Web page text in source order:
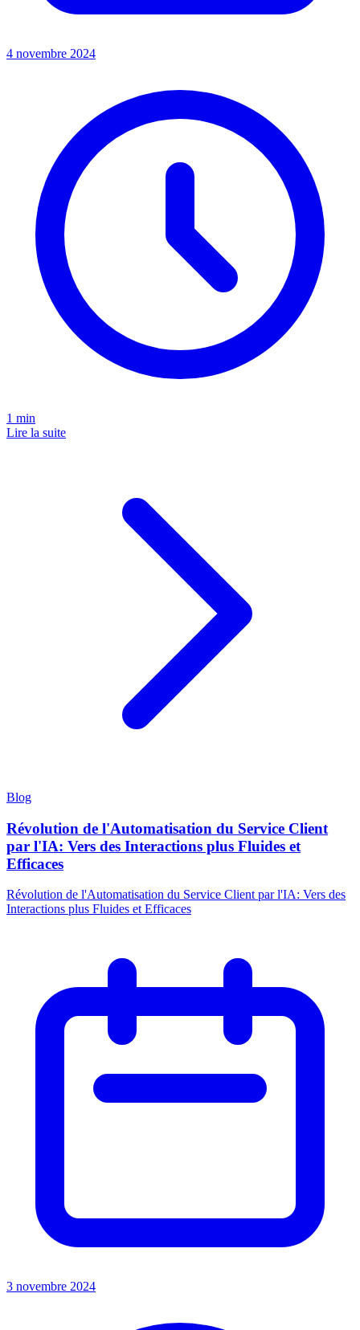
4 novembre 2024
1 min
Lire la suite
Blog
Révolution de l'Automatisation du Service Client
par l'IA: Vers des Interactions plus Fluides et
Efficaces
Révolution de l'Automatisation du Service Client par l'IA: Vers des
Interactions plus Fluides et Efficaces
3 novembre 2024